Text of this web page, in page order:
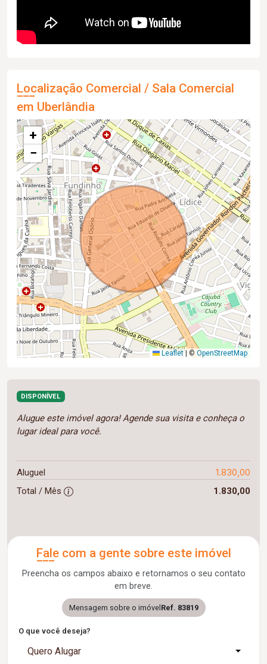
Localização Comercial / Sala Comercial
em Uberlândia
+
−
Leaflet |© OpenStreetMap
DISPONÍVEL
Alugue este imóvel agora! Agende sua visita e conheça o
lugar ideal para você.
Aluguel 1.830,00
Total / Mês 1.830,00
Fale com a gente sobre este imóvel
Preencha os campos abaixo e retornamos o seu contato
em breve.
Mensagem sobre o imóvel Ref. 83819
O que você deseja?
Quero Alugar